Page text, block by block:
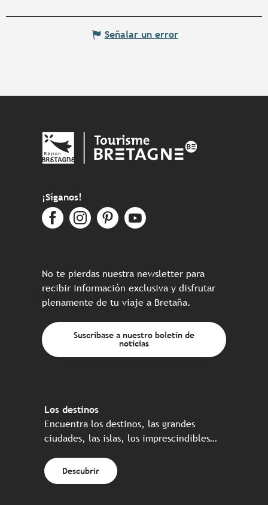
Señalar un error
¡Síganos!
No te pierdas nuestra newsletter para
recibir información exclusiva y disfrutar
plenamente de tu viaje a Bretaña.
Suscríbase a nuestro boletín de
noticias
Los destinos
Encuentra los destinos, las grandes
ciudades, las islas, los imprescindibles…
Descubrir